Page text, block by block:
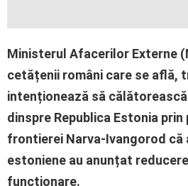
Ministerul Afacerilor Externe
cetățenii români care se află,
intenționează să
dinspre Republica Estonia
frontierei Narva-Ivangorod
estoniene au anunțat
funcționare.